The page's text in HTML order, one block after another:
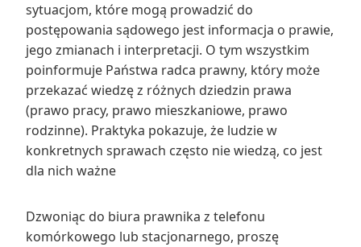
sytuacjom, które mogą prowadzić do
postępowania sądowego jest informacja o prawie,
jego zmianach i interpretacji. O tym wszystkim
poinformuje Państwa radca prawny, który może
przekazać wiedzę z różnych dziedzin prawa
(prawo pracy, prawo mieszkaniowe, prawo
rodzinne). Praktyka pokazuje, że ludzie w
konkretnych sprawach często nie wiedzą, co jest
dla nich ważne
Dzwoniąc do biura prawnika z telefonu
komórkowego lub stacjonarnego, proszę